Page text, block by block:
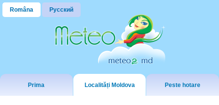
Româna Русский
Prima Localități Moldova Peste hotare